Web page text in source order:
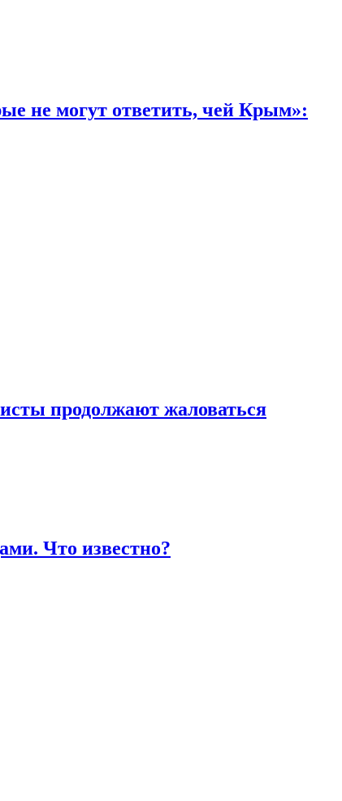
не могут ответить, чей Крым»:
продолжают жаловаться
Что известно?